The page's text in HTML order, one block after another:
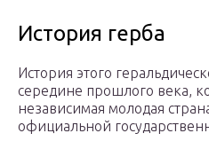
История герба
История этого
середине прошлого века,
независимая молодая
официальной